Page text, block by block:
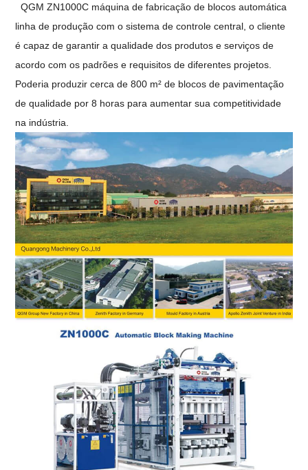
QGM ZN1000C máquina de fabricação de blocos automática
linha de produção com o sistema de controle central, o cliente
é capaz de garantir a qualidade dos produtos e serviços de
acordo com os padrões e requisitos de diferentes projetos.
Poderia produzir cerca de 800 m² de blocos de pavimentação
de qualidade por 8 horas para aumentar sua competitividade
na indústria